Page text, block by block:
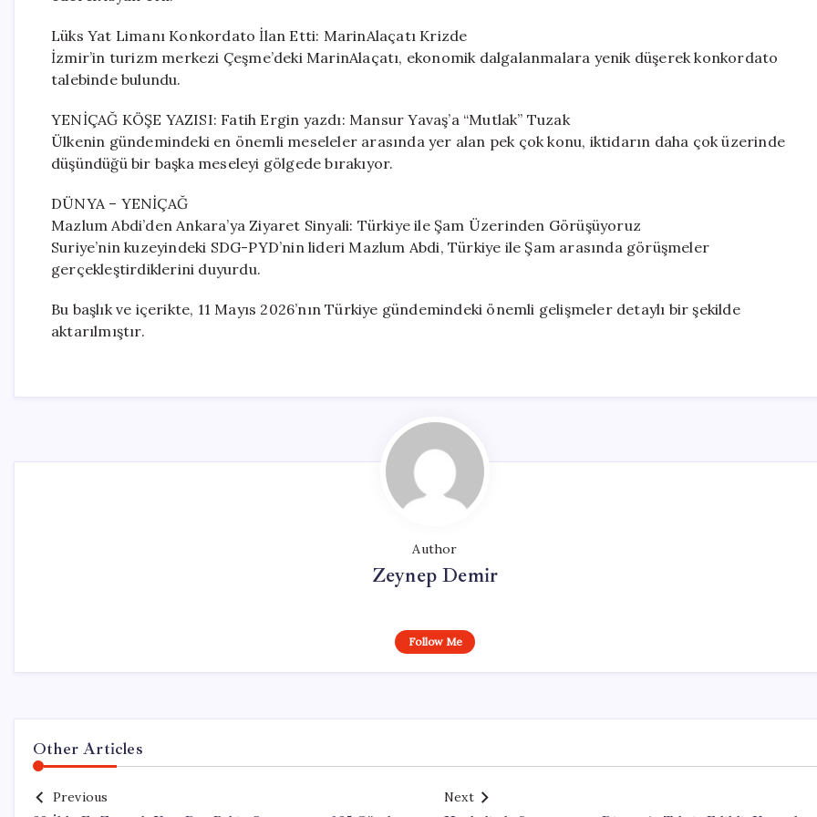
Lüks Yat Limanı Konkordato İlan Etti: MarinAlaçatı Krizde
İzmir’in turizm merkezi Çeşme’deki MarinAlaçatı, ekonomik dalgalanmalara yenik düşerek konkordato
talebinde bulundu.
YENİÇAĞ KÖŞE YAZISI: Fatih Ergin yazdı: Mansur Yavaş’a “Mutlak” Tuzak
Ülkenin gündemindeki en önemli meseleler arasında yer alan pek çok konu, iktidarın daha çok üzerinde
düşündüğü bir başka meseleyi gölgede bırakıyor.
DÜNYA – YENİÇAĞ
Mazlum Abdi’den Ankara’ya Ziyaret Sinyali: Türkiye ile Şam Üzerinden Görüşüyoruz
Suriye’nin kuzeyindeki SDG-PYD’nin lideri Mazlum Abdi, Türkiye ile Şam arasında görüşmeler
gerçekleştirdiklerini duyurdu.
Bu başlık ve içerikte, 11 Mayıs 2026’nın Türkiye gündemindeki önemli gelişmeler detaylı bir şekilde
aktarılmıştır.
Author
Zeynep Demir
Follow Me
Other Articles
Previous Next